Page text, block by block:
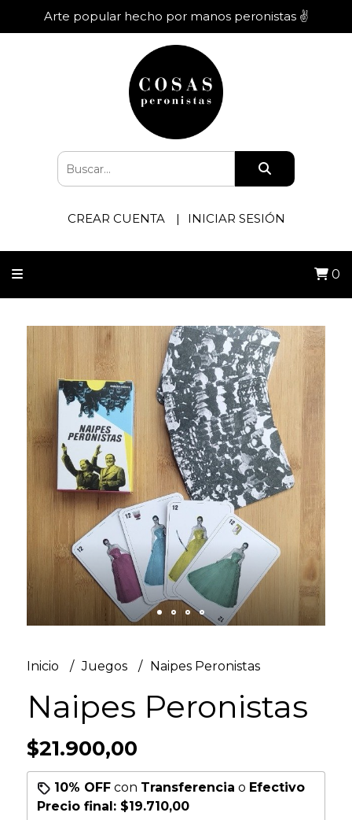
Arte popular hecho por manos peronistas ✌️
CREAR CUENTA INICIAR SESIÓN
0
Inicio Juegos Naipes Peronistas
Naipes Peronistas
$21.900,00
10% OFFcon Transferencia o Efectivo
Precio final: $19.710,00